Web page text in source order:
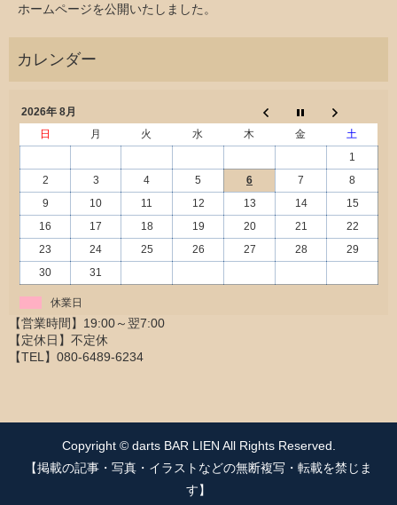
ホームページを公開いたしました。
2026年 8月
日
月 火 水 木 金
土
1
2
3 4 5 6 7
8
9
10 11 12 13 14
15
16
17 18 19 20 21
22
23
24 25 26 27 28
29
30
31
休業日
Copyright © darts BAR LIEN All Rights Reserved.
【掲載の記事・写真・イラストなどの無断複写・転載を禁じま
す】